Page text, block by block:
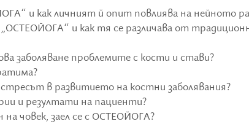
и как личният й опит повлиява на нейното
и как тя се различава от
заболяване проблемите с кости и стави?
в развитието на костни заболявания?
и резултати на пациенти?
човек, заел се с ОСТЕОЙОГА?